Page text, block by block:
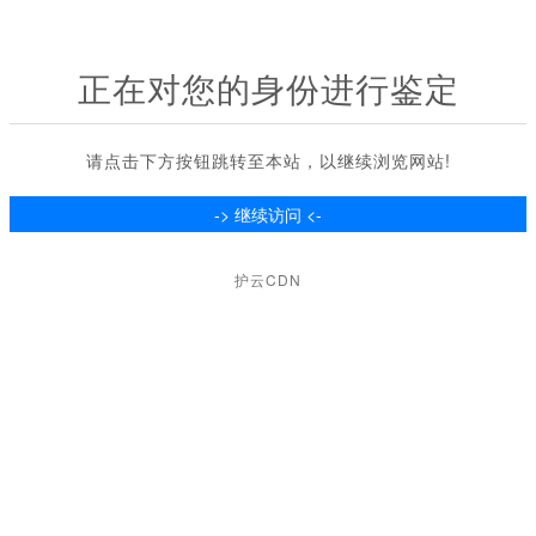
正在对您的身份进行鉴定
请点击下方按钮跳转至本站，以继续浏览网站!
护云CDN